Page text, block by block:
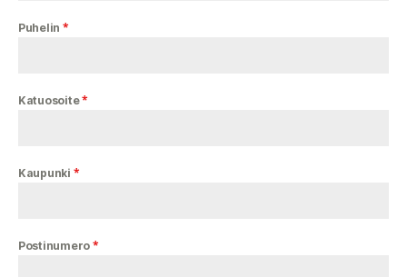
Puhelin *
Katuosoite*
Kaupunki *
Postinumero *